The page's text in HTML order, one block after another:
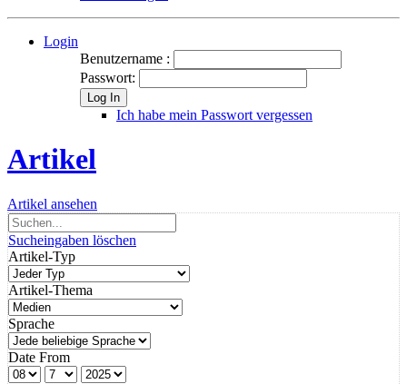
Login
Benutzername :
Passwort:
Log In
Ich habe mein Passwort vergessen
Artikel
Artikel ansehen
Sucheingaben löschen
Artikel-Typ
Artikel-Thema
Sprache
Date From